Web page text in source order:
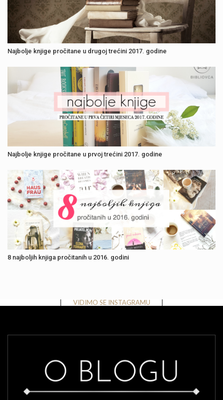
Najbolje knjige pročitane u drugoj trećini 2017. godine
Najbolje knjige pročitane u prvoj trećini 2017. godine
8 najboljih knjiga pročitanih u 2016. godini
VIDIMO SE INSTAGRAMU
Instagram has returned invalid data.